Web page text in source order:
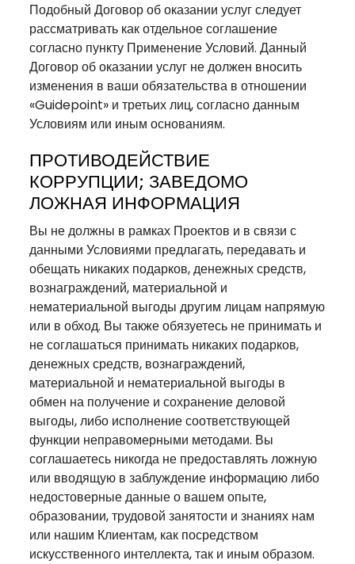
Подобный Договор об оказании услуг следует
рассматривать как отдельное соглашение
согласно пункту Применение Условий. Данный
Договор об оказании услуг не должен вносить
изменения в ваши обязательства в отношении
«Guidepoint» и третьих лиц, согласно данным
Условиям или иным основаниям.
ПРОТИВОДЕЙСТВИЕ
КОРРУПЦИИ; ЗАВЕДОМО
ЛОЖНАЯ ИНФОРМАЦИЯ
Вы не должны в рамках Проектов и в связи с
данными Условиями предлагать, передавать и
обещать никаких подарков, денежных средств,
вознаграждений, материальной и
нематериальной выгоды другим лицам напрямую
или в обход. Вы также обязуетесь не принимать и
не соглашаться принимать никаких подарков,
денежных средств, вознаграждений,
материальной и нематериальной выгоды в
обмен на получение и сохранение деловой
выгоды, либо исполнение соответствующей
функции неправомерными методами. Вы
соглашаетесь никогда не предоставлять ложную
или вводящую в заблуждение информацию либо
недостоверные данные о вашем опыте,
образовании, трудовой занятости и знаниях нам
или нашим Клиентам, как посредством
искусственного интеллекта, так и иным образом.